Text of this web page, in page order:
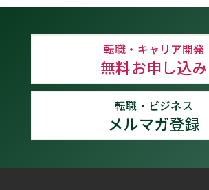
転職・キャリア開発
無料お申し込み
転職・ビジネス
メルマガ登録